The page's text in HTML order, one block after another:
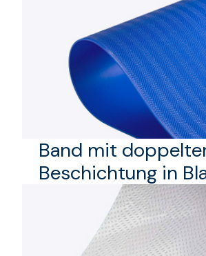
Band mit
Beschichtung in